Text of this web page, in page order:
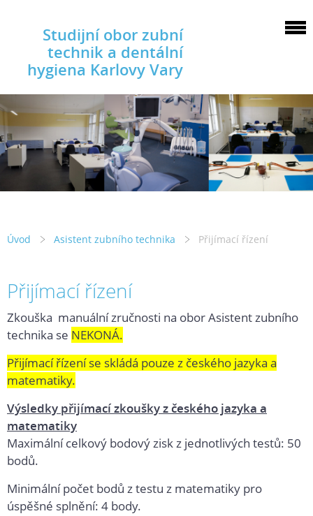
Studijní obor zubní
technik a dentální
hygiena Karlovy Vary
Úvod Asistent zubního technika Přijímací řízení
Přijímací řízení
Zkouška manuální zručnosti na obor Asistent zubního
technika se NEKONÁ.
Přijímací řízení se skládá pouze z českého jazyka a
matematiky.
Výsledky přijímací zkoušky z českého jazyka a
matematiky
Maximální celkový bodový zisk z jednotlivých testů: 50
bodů.
Minimální počet bodů z testu z matematiky pro
úspěšné splnění: 4 body.